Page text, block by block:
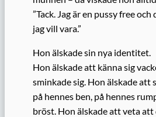
”Tack. Jag är en pussy free
jag vill vara.”
Hon älskade sin nya identitet.
Hon älskade att känna sig
sminkade sig. Hon älskade att
på hennes ben, på hennes
bröst. Hon älskade att veta att